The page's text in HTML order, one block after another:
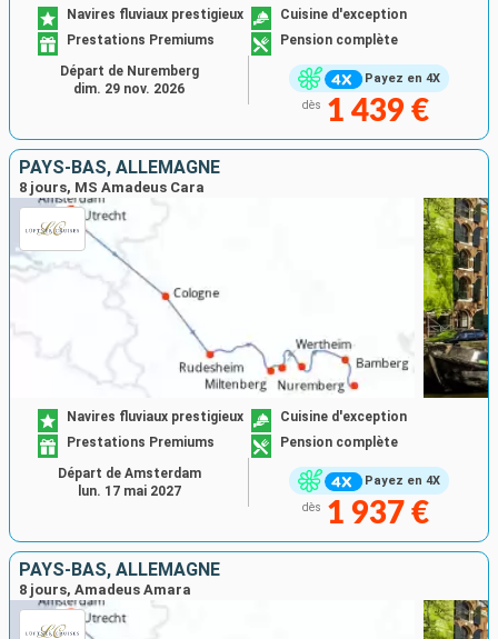
Payez en 4X
Navires fluviaux prestigieux
Cuisine d'exception
Prestations Premiums
Pension complète
dès 1 439 €
Départ de Nuremberg
dim. 29 nov. 2026
PAYS-BAS, ALLEMAGNE
8 jours, MS Amadeus Cara
Payez en 4X
Navires fluviaux prestigieux
Cuisine d'exception
Prestations Premiums
Pension complète
dès 1 937 €
Départ de Amsterdam
lun. 17 mai 2027
PAYS-BAS, ALLEMAGNE
8 jours, Amadeus Amara